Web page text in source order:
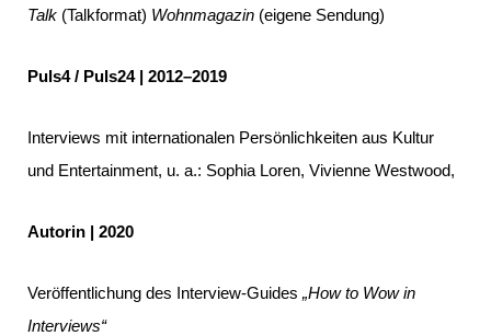
Talk (Talkformat) Wohnmagazin (eigene Sendung)
Puls4 / Puls24 | 2012–2019
Interviews mit internationalen Persönlichkeiten aus Kultur
und Entertainment, u. a.: Sophia Loren, Vivienne Westwood,
Autorin | 2020
Veröffentlichung des Interview-Guides „How to Wow in
Interviews“